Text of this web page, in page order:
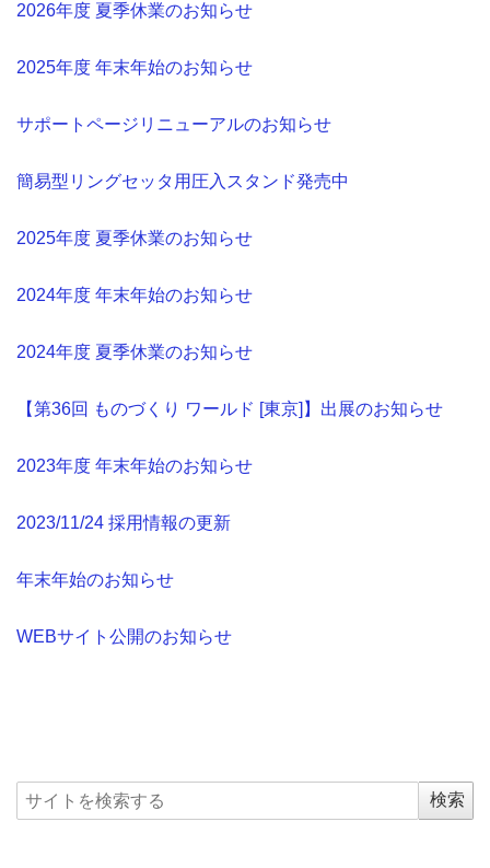
2026年度 夏季休業のお知らせ
2025年度 年末年始のお知らせ
サポートページリニューアルのお知らせ
簡易型リングセッタ用圧入スタンド発売中
2025年度 夏季休業のお知らせ
2024年度 年末年始のお知らせ
2024年度 夏季休業のお知らせ
【第36回 ものづくり ワールド [東京]】出展のお知らせ
2023年度 年末年始のお知らせ
2023/11/24 採用情報の更新
年末年始のお知らせ
WEBサイト公開のお知らせ